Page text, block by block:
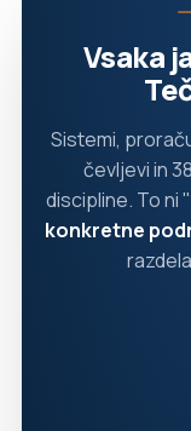
Vsaka
Sistemi,
čevljevi in
discipline. To ni
konkretne